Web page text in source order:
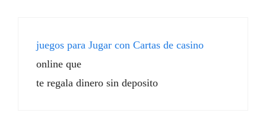
juegos para Jugar con Cartas de casino
online que
te regala dinero sin deposito